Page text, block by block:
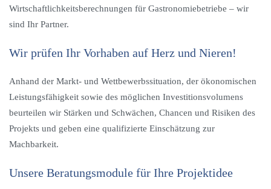
Wirtschaftlichkeitsberechnungen für Gastronomiebetriebe – wir
sind Ihr Partner.
Wir prüfen Ihr Vorhaben auf Herz und Nieren!
Anhand der Markt- und Wettbewerbssituation, der ökonomischen
Leistungsfähigkeit sowie des möglichen Investitionsvolumens
beurteilen wir Stärken und Schwächen, Chancen und Risiken des
Projekts und geben eine qualifizierte Einschätzung zur
Machbarkeit.
Unsere Beratungsmodule für Ihre Projektidee